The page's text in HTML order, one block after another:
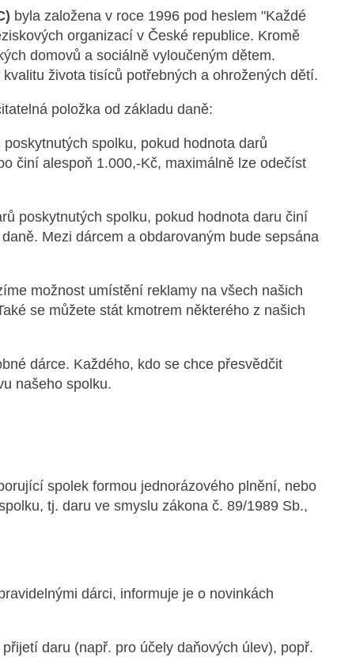
byla založena v roce 1996 pod heslem "Každé
organizací v České republice. Kromě
domovů a sociálně vyloučeným dětem.
života tisíců potřebných a ohrožených dětí.
položka od základu daně:
spolku, pokud hodnota darů
činí alespoň 1.000,-Kč, maximálně lze odečíst
poskytnutých spolku, pokud hodnota daru činí
Mezi dárcem a obdarovaným bude sepsána
možnost umístění reklamy na všech našich
se můžete stát kmotrem některého z našich
dárce. Každého, kdo se chce přesvědčit
našeho spolku.
spolek formou jednorázového plnění, nebo
tj. daru ve smyslu zákona č. 89/1989 Sb.,
dárci, informuje je o novinkách
daru (např. pro účely daňových úlev), popř.